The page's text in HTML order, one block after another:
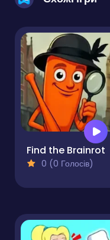
Find the Brainrot
0 (0 Голосів)